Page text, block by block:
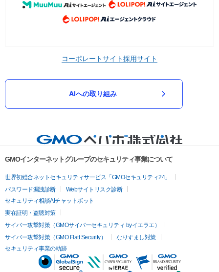
コーポレートサイト採用サイト
AIへの取り組み
GMOインターネットグループのセキュリティ事業について
世界初総合ネットセキュリティサービス「GMOセキュリティ24」
パスワード漏洩診断
Webサイトリスク診断
セキュリティ相談AIチャットボット
実在証明・盗聴対策
サイバー攻撃対策（GMOサイバーセキュリティ byイエラエ）
サイバー攻撃対策（GMO Flatt Security）
なりすまし対策
セキュリティ事業の軌跡